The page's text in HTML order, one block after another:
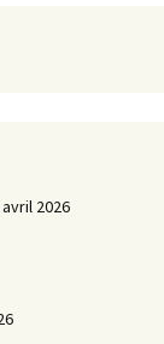
avril 2026